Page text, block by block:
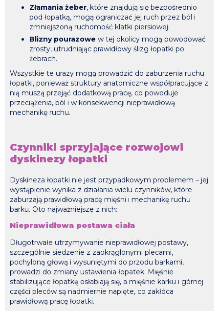
Złamania żeber, które znajdują się bezpośrednio
pod łopatką, mogą ograniczać jej ruch przez ból i
zmniejszoną ruchomość klatki piersiowej.
Blizny pourazowe w tej okolicy mogą powodować
zrosty, utrudniając prawidłowy ślizg łopatki po
żebrach.
Wszystkie te urazy mogą prowadzić do zaburzenia ruchu
łopatki, ponieważ struktury anatomiczne współpracujące z
nią muszą przejąć dodatkową pracę, co powoduje
przeciążenia, ból i w konsekwencji nieprawidłową
mechanikę ruchu.
Czynniki sprzyjające rozwojowi
dyskinezy łopatki
Dyskineza łopatki nie jest przypadkowym problemem – jej
wystąpienie wynika z działania wielu czynników, które
zaburzają prawidłową pracę mięśni i mechanikę ruchu
barku. Oto najważniejsze z nich:
Nieprawidłowa postawa ciała
Długotrwałe utrzymywanie nieprawidłowej postawy,
szczególnie siedzenie z zaokrąglonymi plecami,
pochyloną głową i wysuniętymi do przodu barkami,
prowadzi do zmiany ustawienia łopatek. Mięśnie
stabilizujące łopatkę osłabiają się, a mięśnie karku i górnej
części pleców są nadmiernie napięte, co zakłóca
prawidłową pracę łopatki.